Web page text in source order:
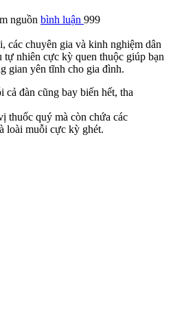
nguồn bình luận 999
các chuyên gia và kinh nghiệm dân
tự nhiên cực kỳ quen thuộc giúp bạn
gian yên tĩnh cho gia đình.
thuốc quý mà còn chứa các
loài muỗi cực kỳ ghét.